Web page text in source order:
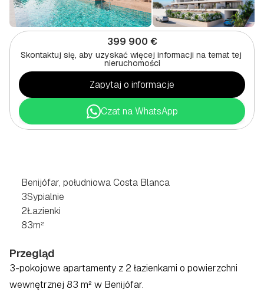
399 900 €
Skontaktuj się, aby uzyskać więcej informacji na temat tej
nieruchomości
Zapytaj o informacje
Czat na WhatsApp
Benijófar, południowa Costa Blanca
3Sypialnie
2Łazienki
83m²
Przegląd
3-pokojowe apartamenty z 2 łazienkami o powierzchni
wewnętrznej 83 m² w Benijófar.